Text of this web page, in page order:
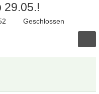
29.05.!
Geschlossen